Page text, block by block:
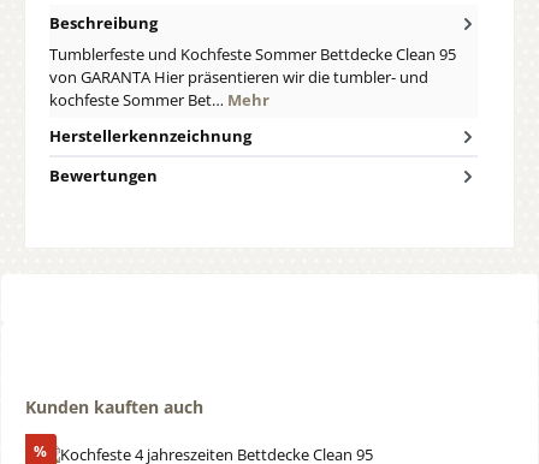
Beschreibung
Tumblerfeste und Kochfeste Sommer Bettdecke Clean 95
von GARANTA Hier präsentieren wir die tumbler- und
kochfeste Sommer Bet… Mehr
Herstellerkennzeichnung
Bewertungen
Produktgalerie überspringen
Kunden kauften auch
%Rabatt